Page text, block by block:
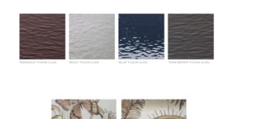
Вывоз упаковочного материала— полная
очистка помещения от тары и упаковки
Гарантийная проверка— осмотр товара на
предмет повреждений и дефектов при
Сроки доставкиСтандартная доставка по